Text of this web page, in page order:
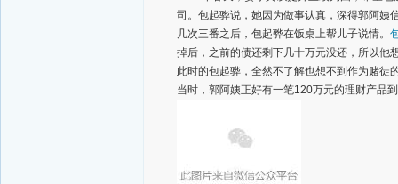
司。包起骅说，她因为做事认真，深得郭阿姨
几次三番之后，包起骅在饭桌上帮儿子说情。
掉后，之前的债还剩下几十万元没还，所以他
此时的包起骅，全然不了解也想不到作为赌徒
当时，郭阿姨正好有一笔120万元的理财产品